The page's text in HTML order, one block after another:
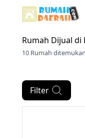
Rumah Dijual di
10 Rumah
Filter